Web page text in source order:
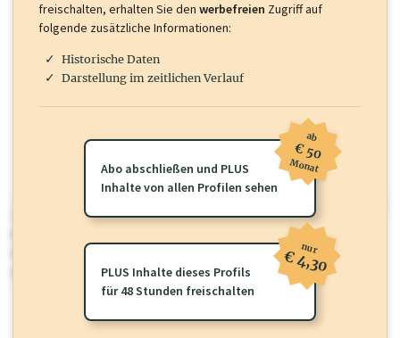
wirtschaft.at PLUS
wirtschaft.at PLUS Inhalte
Sie momentan nicht einsehen können. Schalten Sie dieses Profil frei
oder loggen Sie sich ein um diese Inhalte zu sehen.
freischalten, erhalten Sie den werbefreien Zugriff auf
folgende zusätzliche Informationen:
Historische Daten
Darstellung im zeitlichen Verlauf
Abo abschließen und PLUS
Inhalte von allen Profilen sehen
ab
€ 50
Monat
PLUS Inhalte dieses Profils
für 48 Stunden freischalten
nur
€ 4,30